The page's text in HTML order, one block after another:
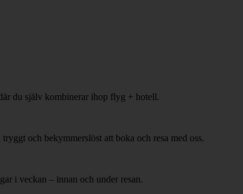
du själv kombinerar ihop flyg + hotell.
och bekymmerslöst att boka och resa med oss.
i veckan – innan och under resan.